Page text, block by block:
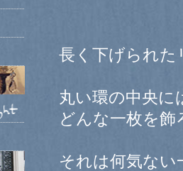
長く下げられた
丸い環の中央に
どんな一枚を飾
それは何気ない